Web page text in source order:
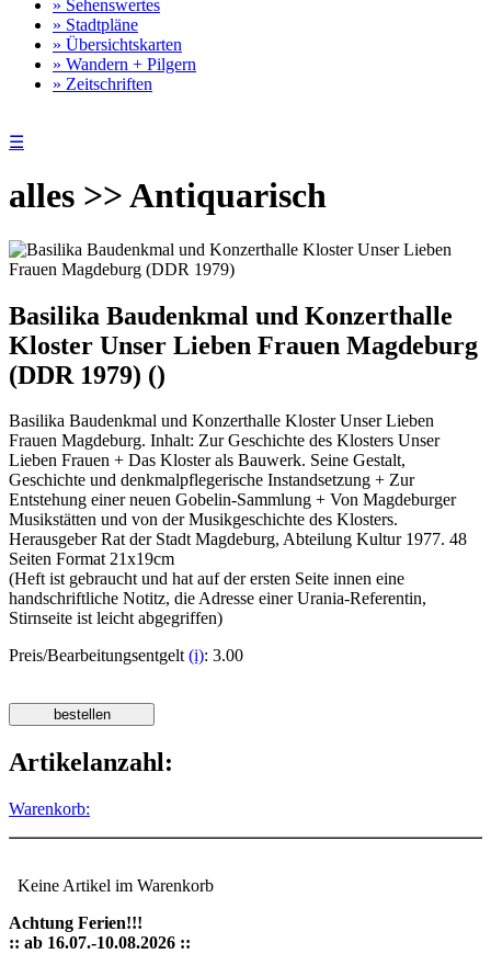
» Sehenswertes
» Stadtpläne
» Übersichtskarten
» Wandern + Pilgern
» Zeitschriften
☰
alles >> Antiquarisch
Basilika Baudenkmal und Konzerthalle
Kloster Unser Lieben Frauen Magdeburg
(DDR 1979) ()
Basilika Baudenkmal und Konzerthalle Kloster Unser Lieben
Frauen Magdeburg. Inhalt: Zur Geschichte des Klosters Unser
Lieben Frauen + Das Kloster als Bauwerk. Seine Gestalt,
Geschichte und denkmalpflegerische Instandsetzung + Zur
Entstehung einer neuen Gobelin-Sammlung + Von Magdeburger
Musikstätten und von der Musikgeschichte des Klosters.
Herausgeber Rat der Stadt Magdeburg, Abteilung Kultur 1977. 48
Seiten Format 21x19cm
(Heft ist gebraucht und hat auf der ersten Seite innen eine
handschriftliche Notitz, die Adresse einer Urania-Referentin,
Stirnseite ist leicht abgegriffen)
Preis/Bearbeitungsentgelt(i): 3.00
Artikelanzahl:
Warenkorb:
Keine Artikel im Warenkorb
Achtung Ferien!!!
:: ab 16.07.-10.08.2026 ::